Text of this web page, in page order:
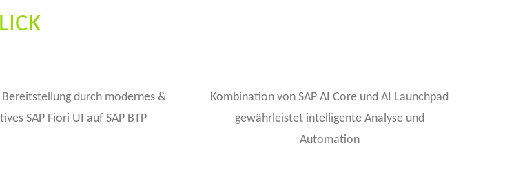
Bereitstellung durch modernes &
SAP Fiori UI auf SAP BTP
Kombination von SAP AI Core und AI Launchpad
gewährleistet intelligente Analyse und
Automation